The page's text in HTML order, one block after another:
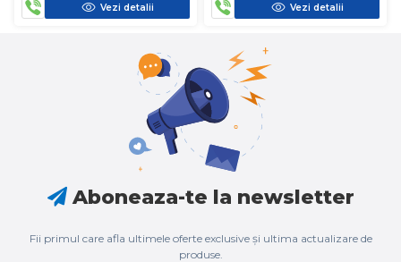
Vezi detalii Vezi detalii
Aboneaza-te la newsletter
Fii primul care afla ultimele oferte exclusive și ultima actualizare de
produse.